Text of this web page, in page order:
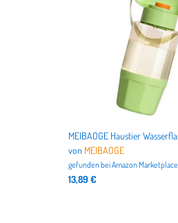
von MEIBAOGE
gefunden beiAmazon Marketplace
13,89 €